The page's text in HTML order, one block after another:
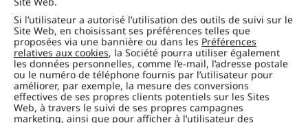
Si l’utilisateur a autorisé l’utilisation des outils de suivi sur le
Site Web, en choisissant ses préférences telles que
proposées via une bannière ou dans les Préférences
relatives aux cookies, la Société pourra utiliser également
les données personnelles, comme l’e-mail, l’adresse postale
ou le numéro de téléphone fournis par l’utilisateur pour
améliorer, par exemple, la mesure des conversions
effectives de ses propres clients potentiels sur les Sites
Web, à travers le suivi de ses propres campagnes
marketing, ainsi que pour afficher à l’utilisateur des